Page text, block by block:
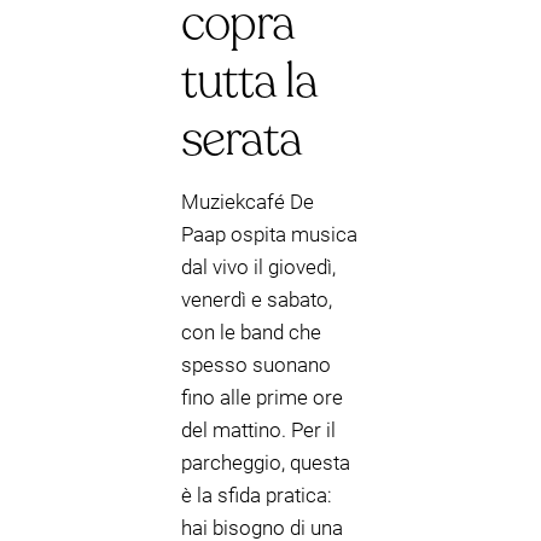
copra
tutta la
serata
Muziekcafé De
Paap ospita musica
dal vivo il giovedì,
venerdì e sabato,
con le band che
spesso suonano
fino alle prime ore
del mattino. Per il
parcheggio, questa
è la sfida pratica:
hai bisogno di una